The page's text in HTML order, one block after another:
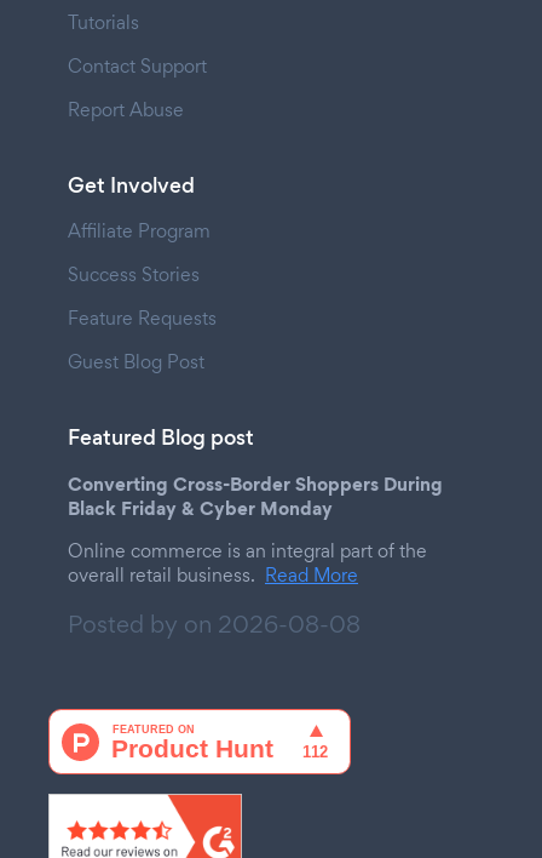
Tutorials
Contact Support
Report Abuse
Get Involved
Affiliate Program
Success Stories
Feature Requests
Guest Blog Post
Featured Blog post
Converting Cross-Border Shoppers During
Black Friday & Cyber Monday
Online commerce is an integral part of the
overall retail business. Read More
Posted by on 2026-08-08